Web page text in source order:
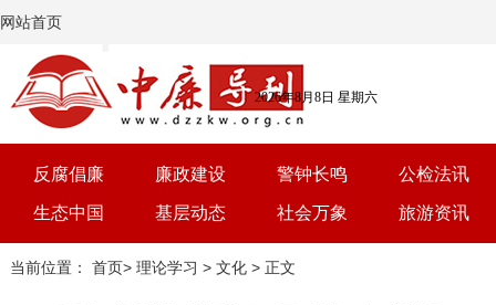
网站首页
2026年8月8日 星期六
反腐倡廉 廉政建设 警钟长鸣 公检法讯
生态中国 基层动态 社会万象 旅游资讯
党建 文选 三农 艺术
当前位置： 首页> 理论学习 > 文化> 正文